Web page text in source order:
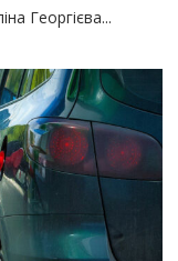
Георгієва...